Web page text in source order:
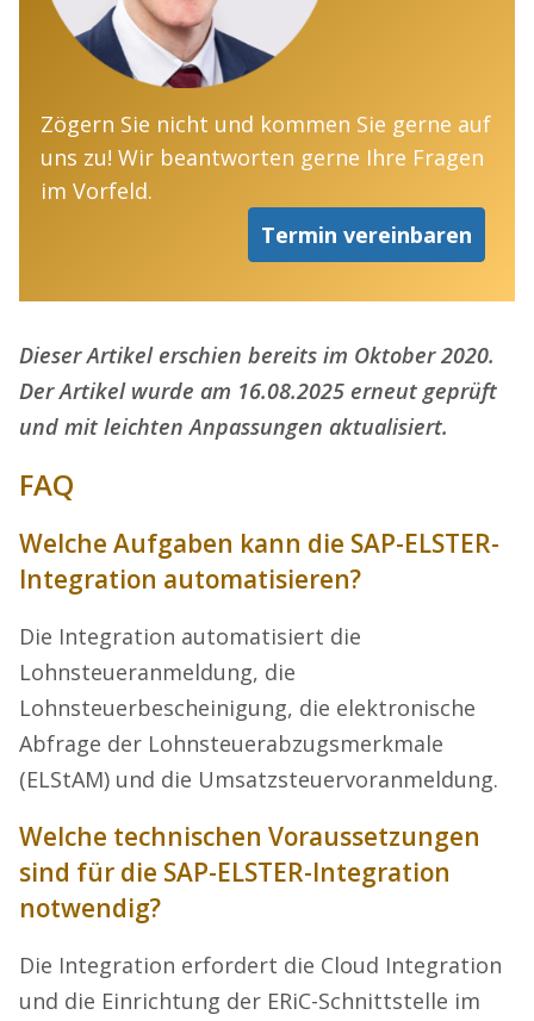
Zögern Sie nicht und kommen Sie gerne auf
uns zu! Wir beantworten gerne Ihre Fragen
im Vorfeld.
Termin vereinbaren
Dieser Artikel erschien bereits im Oktober 2020.
Der Artikel wurde am 16.08.2025 erneut geprüft
und mit leichten Anpassungen aktualisiert.
FAQ
Welche Aufgaben kann die SAP-ELSTER-
Integration automatisieren?
Die Integration automatisiert die
Lohnsteueranmeldung, die
Lohnsteuerbescheinigung, die elektronische
Abfrage der Lohnsteuerabzugsmerkmale
(ELStAM) und die Umsatzsteuervoranmeldung.
Welche technischen Voraussetzungen
sind für die SAP-ELSTER-Integration
notwendig?
Die Integration erfordert die Cloud Integration
und die Einrichtung der ERiC-Schnittstelle im